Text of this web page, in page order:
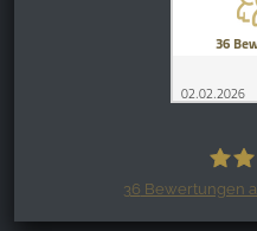
36 Bewertungen